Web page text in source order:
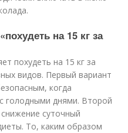
на 15 кг за
похудеть на 15 кг за
видов. Первый вариант
когда
голодными днями. Второй
суточный
То, каким образом